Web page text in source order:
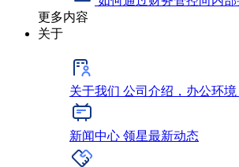
更多内容
关于
关于我们 公司介绍，办公环
新闻中心 领星最新动态